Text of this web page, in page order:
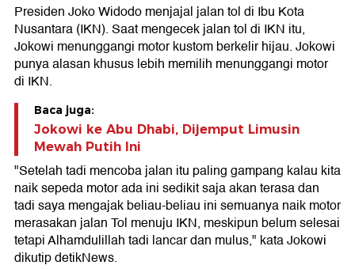
Presiden Joko Widodo menjajal jalan tol di Ibu Kota
Nusantara (IKN). Saat mengecek jalan tol di IKN itu,
Jokowi menunggangi motor kustom berkelir hijau. Jokowi
punya alasan khusus lebih memilih menunggangi motor
di IKN.
Baca juga:
Jokowi ke Abu Dhabi, Dijemput Limusin
Mewah Putih Ini
"Setelah tadi mencoba jalan itu paling gampang kalau kita
naik sepeda motor ada ini sedikit saja akan terasa dan
tadi saya mengajak beliau-beliau ini semuanya naik motor
merasakan jalan Tol menuju IKN, meskipun belum selesai
tetapi Alhamdulillah tadi lancar dan mulus," kata Jokowi
dikutip detikNews.